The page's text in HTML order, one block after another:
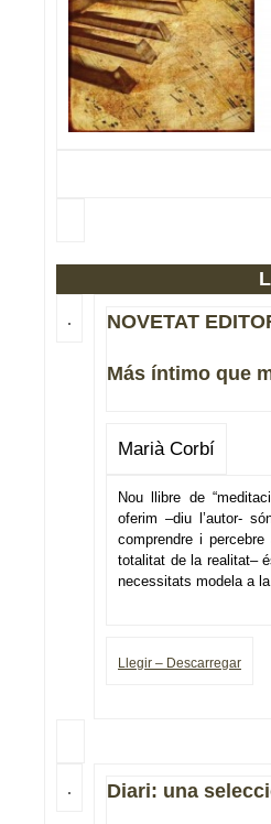
NOVETAT
Más íntimo que
Marià Corbí
Nou llibre de
oferim –diu l’autor-
comprendre i
totalitat de la realitat–
necessitats modela a
Llegir – Descarregar
Diari: una